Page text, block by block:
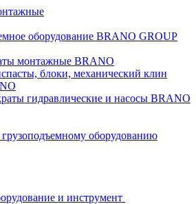
оборудование BRANO GROUP
монтажные BRANO
блоки, механический клин
гидравлические и насосы BRANO
грузоподъемному оборудованию
и инструмент